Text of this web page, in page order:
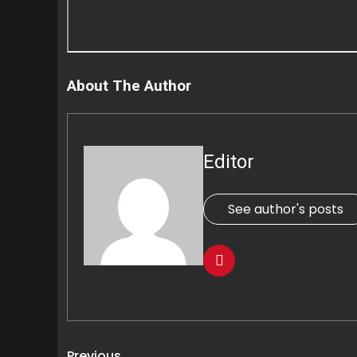
About The Author
Editor
See author's posts